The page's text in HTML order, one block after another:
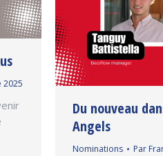
2025
Du nouveau
Angels
Nominations Par